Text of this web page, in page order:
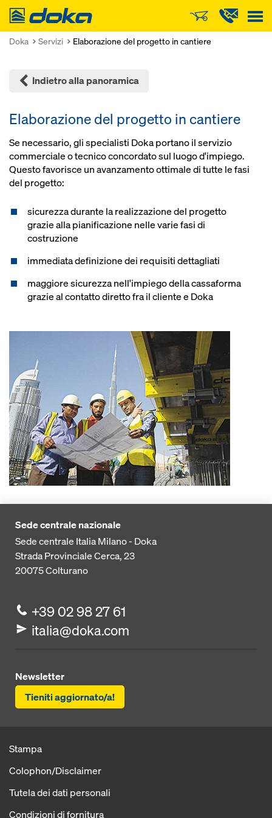
Doka
Doka Servizi Elaborazione del progetto in cantiere
Indietro alla panoramica
Elaborazione del progetto in cantiere
Se neces­sario, gli specialisti Doka portano il servizio
commerciale o tecnico concordato sul luogo d'impiego.
Questo favorisce un avanzamento ottimale di tutte le fasi
del progetto:
sicurezza durante la realizzazione del progetto
grazie alla pianificazione nelle varie fasi di
costruzione
immediata definizione dei requisiti dettagliati
maggiore sicurezza nell'impiego della cassaforma
grazie al contatto diretto fra il cliente e Doka
Sede centrale nazionale
Sede centrale Italia Milano - Doka
Strada Provinciale Cerca, 23
20075Colturano
+39 02 98 27 61
italia@doka.com
Newsletter
Tieniti aggiornato/a!
Stampa
Colophon/Disclaimer
Tutela dei dati personali
Condizioni di fornitura